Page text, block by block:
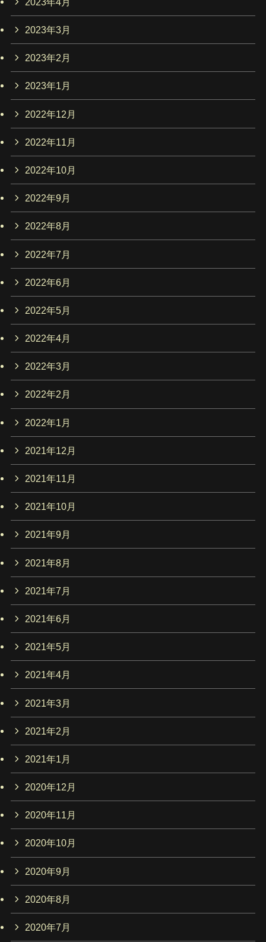
2023年3月
2023年2月
2023年1月
2022年12月
2022年11月
2022年10月
2022年9月
2022年8月
2022年7月
2022年6月
2022年5月
2022年4月
2022年3月
2022年2月
2022年1月
2021年12月
2021年11月
2021年10月
2021年9月
2021年8月
2021年7月
2021年6月
2021年5月
2021年4月
2021年3月
2021年2月
2021年1月
2020年12月
2020年11月
2020年10月
2020年9月
2020年8月
2020年7月